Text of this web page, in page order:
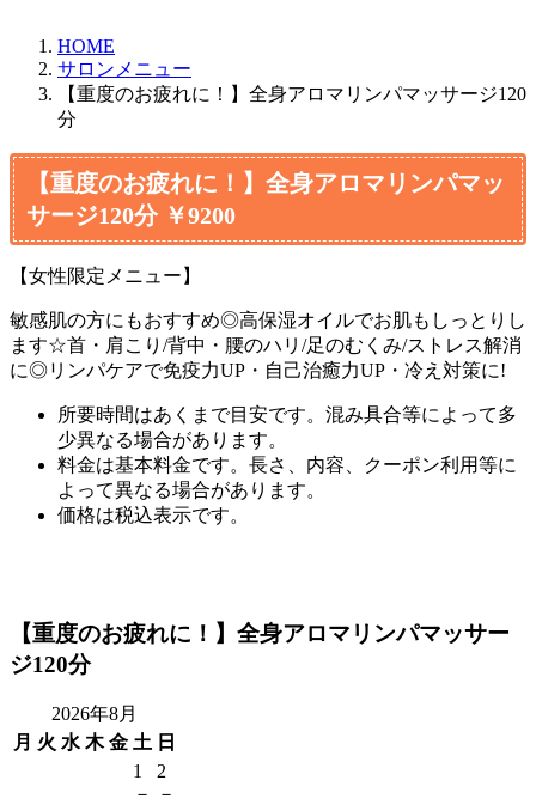
HOME
サロンメニュー
【重度のお疲れに！】全身アロマリンパマッサージ120
分
【重度のお疲れに！】全身アロマリンパマッ
サージ120分 ￥9200
【女性限定メニュー】
敏感肌の方にもおすすめ◎高保湿オイルでお肌もしっとりし
ます☆首・肩こり/背中・腰のハリ/足のむくみ/ストレス解消
に◎リンパケアで免疫力UP・自己治癒力UP・冷え対策に!
所要時間はあくまで目安です。混み具合等によって多
少異なる場合があります。
料金は基本料金です。長さ、内容、クーポン利用等に
よって異なる場合があります。
価格は税込表示です。
【重度のお疲れに！】全身アロマリンパマッサー
ジ120分
2026年8月
月 火 水 木 金 土 日
1
－
2
－